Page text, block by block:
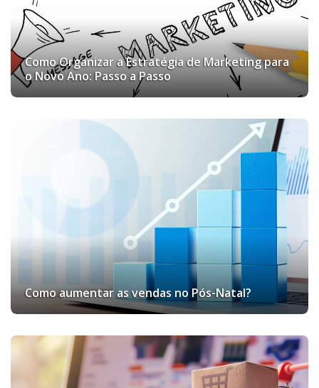
Como Organizar a Estratégia de Marketing para
o Novo Ano: Passo a Passo
Como aumentar as vendas no Pós-Natal?